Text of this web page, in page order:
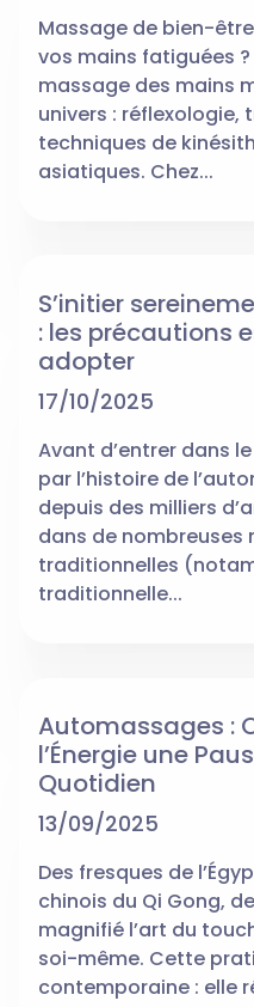
Massage de bien-
vos mains fatiguées
massage des mains
univers : réflexologie,
techniques de
asiatiques. Chez...
S’initier
: les précautions
adopter
17/10/2025
Avant d’entrer dans
par l’histoire de
depuis des milliers
dans de nombreuses
traditionnelles
traditionnelle...
Automassages :
l’Énergie une
Quotidien
13/09/2025
Des fresques de
chinois du Qi Gong,
magnifié l’art du
soi-même. Cette
contemporaine : elle